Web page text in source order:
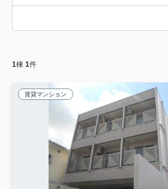
1棟 1件
賃貸マンション